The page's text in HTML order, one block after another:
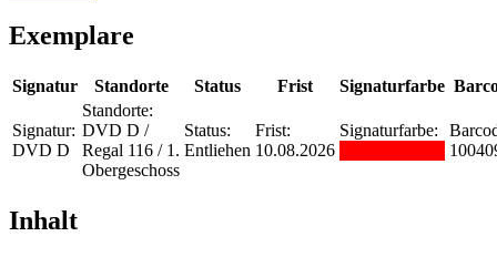
Exemplare
Signatur Standorte Status Frist Signaturfarbe
Signatur:
DVD D
Standorte:
DVD D /
Regal 116 / 1.
Obergeschoss
Status:
Entliehen
Frist:
10.08.2026
Signaturfarbe:
Inhalt